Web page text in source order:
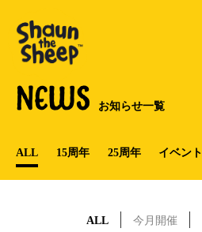
NEWS お知らせ一覧
ALL 15周年 25周年 イベント
ALL 今月開催